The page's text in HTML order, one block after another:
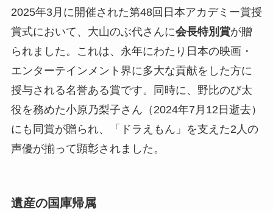
2025年3月に開催された第48回日本アカデミー賞授
賞式において、大山のぶ代さんに会長特別賞が贈
られました。これは、永年にわたり日本の映画・
エンターテインメント界に多大な貢献をした方に
授与される名誉ある賞です。同時に、野比のび太
役を務めた小原乃梨子さん（2024年7月12日逝去）
にも同賞が贈られ、「ドラえもん」を支えた2人の
声優が揃って顕彰されました。
遺産の国庫帰属